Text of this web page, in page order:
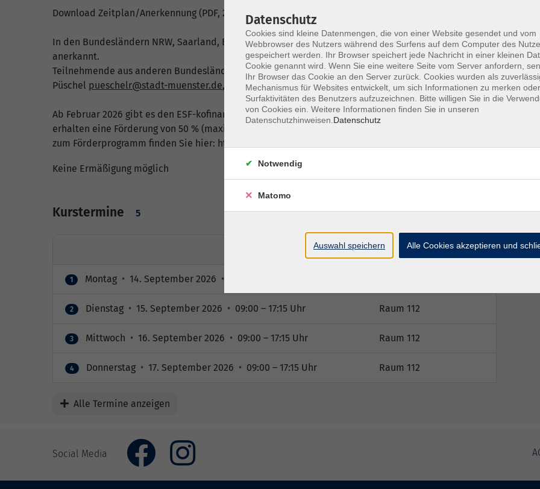
Download Zeitplan/Anerkennung (PDF, 235 KB)
In den Bundesländern NRW, Saarland, Baden-Württemberg und Berlin ist dieser Bildungsurlaub
anerkannt.
Teilnehmende aus anderen Bundesländern wenden sich bei Fragen zur Anerkennung bitte an Regula
Püschel pueschelr@stadt-muenster.de, 0251 492 4305.
Ab Februar 2026 gibt es den ESF-kofinanzierten Bildungsscheck 2.0. Weiterbildungsinteressierte
erhalten eine Förderung von 50 % (maximal 500 Euro) der Weiterbildungsausgaben. Informationen
zum Förderprogramm finden Sie hier: https://www.mags.nrw/bildungsscheck
Keine Ermäßigung möglich
Kurstermine 5
Ort / Raum
1 Montag • 14. September 2026 •
2 Dienstag • 15. September 2026 • 09:00 – 17:15 Uhr Raum 112
3 Mittwoch • 16. September 2026 • 09:00 – 17:15 Uhr Raum 112
4 Donnerstag • 17. September 2026 • 09:00 – 17:15 Uhr Raum 112
Alle Termine anzeigen
Social Media
Datenschutz
Cookies sind kleine Datenmengen, die von einer Website gesendet und vom
Webbrowser des Nutzers während des Surfens auf dem Computer des
gespeichert werden. Ihr Browser speichert jede Nachricht in einer kleinen
Cookie genannt wird. Wenn Sie eine weitere Seite vom Server anfordern,
Ihr Browser das Cookie an den Server zurück. Cookies wurden als
Mechanismus für Websites entwickelt, um sich Informationen zu merken
Surfaktivitäten des Benutzers aufzuzeichnen. Bitte willigen Sie in die
von Cookies ein. Weitere Informationen finden Sie in unseren
Datenschutzhinweisen. Datenschutz
Notwendig
Matomo
Auswahl speichern Alle Cookies akzeptieren und